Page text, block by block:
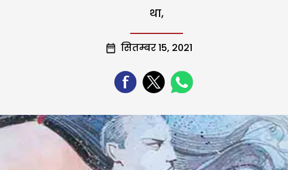
था,
सितम्बर 15, 2021